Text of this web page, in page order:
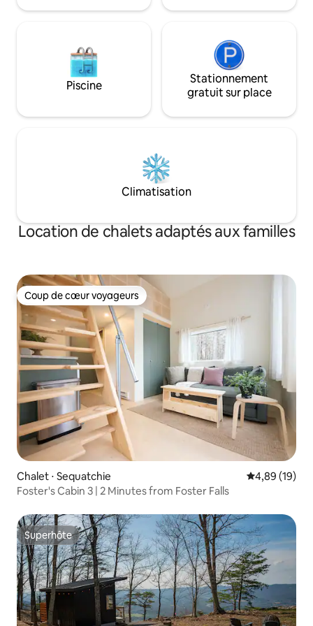
Piscine
Stationnement
gratuit sur place
Climatisation
Location de chalets adaptés aux familles
Coup de cœur voyageurs
Coup de cœur voyageurs
Chalet ⋅ Sequatchie Évaluation
4,89 (19)
Foster's Cabin 3 | 2 Minutes from Foster Falls
Superhôte
Superhôte